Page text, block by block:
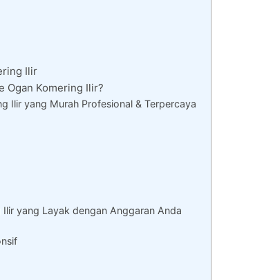
Ilir
Ogan Komering Ilir?
Ilir yang Murah Profesional & Terpercaya
yang Layak dengan Anggaran Anda